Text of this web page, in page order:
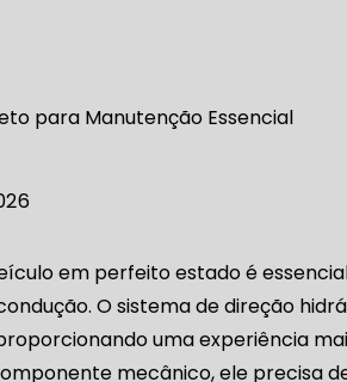
SÃO PAULO AUTO
em perfeito estado é
O sistema de direção
uma experiência
mecânico, ele precisa